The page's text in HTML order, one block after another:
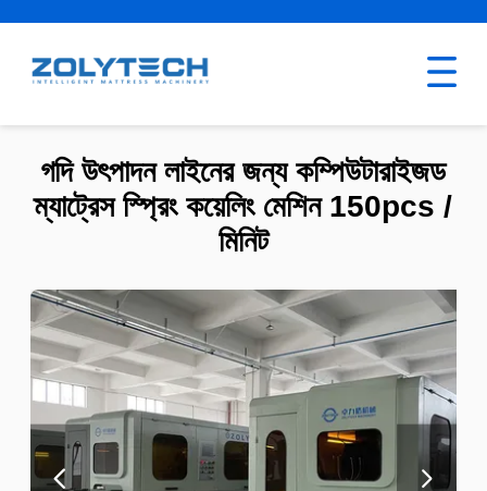
গদি উৎপাদন লাইনের জন্য কম্পিউটারাইজড
ম্যাট্রেস স্প্রিং কয়েলিং মেশিন 150pcs /
মিনিট